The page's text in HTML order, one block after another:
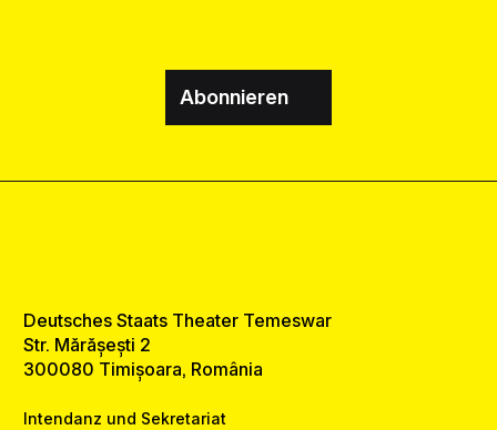
Abonnieren
Deutsches Staats Theater Temeswar
Str. Mărășești 2
300080 Timișoara, România
Intendanz und Sekretariat